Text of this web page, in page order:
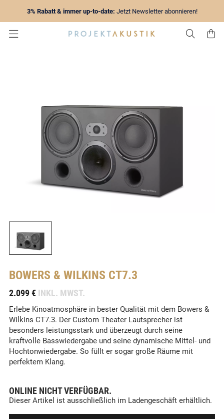
3% Rabatt & immer up-to-date: Jetzt Newsletter abonnieren!
Zur
BOWERS & WILKINS CT7.3
2.099 € INKL. MWST.
Erlebe Kinoatmosphäre in bester Qualität mit dem Bowers &
Wilkins CT7.3. Der Custom Theater Lautsprecher ist
besonders leistungsstark und überzeugt durch seine
kraftvolle Basswiedergabe und seine dynamische Mittel- und
Hochtonwiedergabe. So füllt er sogar große Räume mit
perfektem Klang.
ONLINE NICHT VERFÜGBAR.
Dieser Artikel ist ausschließlich im Ladengeschäft erhältlich.